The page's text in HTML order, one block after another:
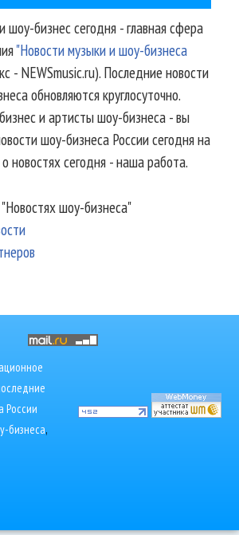
шоу-бизнес сегодня - главная сфера
"Новости музыки и шоу-бизнеса
- NEWSmusic.ru). Последние новости
обновляются круглосуточно.
и артисты шоу-бизнеса - вы
шоу-бизнеса России сегодня на
новостях сегодня - наша работа.
шоу-бизнеса"
России
бизнеса,